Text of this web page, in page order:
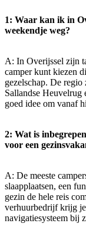
1: Waar kan ik in
weekendje weg?
A: In Overijssel zijn
camper kunt kiezen
gezelschap. De
Sallandse Heuvelrug
goed idee om vanaf
2: Wat is
voor een
A: De meeste
slaapplaatsen, een
gezin de hele reis
verhuurbedrijf krijg je
navigatiesysteem bij